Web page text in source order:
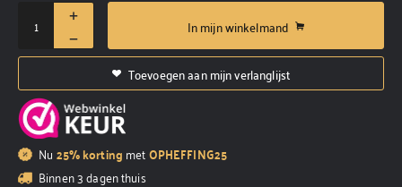
In mijn winkelmand
Toevoegen aan mijn verlanglijst
Nu 25% korting metOPHEFFING25
Binnen 3 dagen thuis